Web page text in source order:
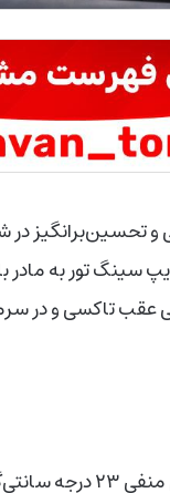
و تحسین‌برانگیز در
سینگ تور به مادر
عقب تاکسی و در
این راننده در دمای